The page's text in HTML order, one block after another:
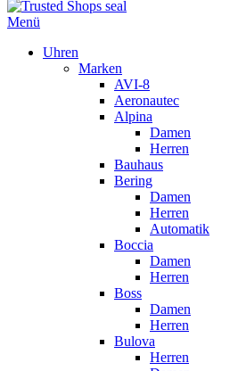
Menü
Uhren
Marken
AVI-8
Aeronautec
Alpina
Damen
Herren
Bauhaus
Bering
Damen
Herren
Automatik
Boccia
Damen
Herren
Boss
Damen
Herren
Bulova
Herren